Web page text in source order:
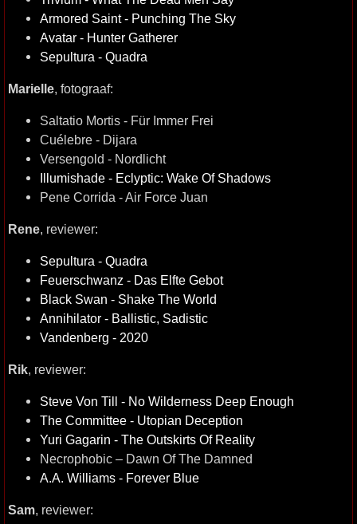
Armored Saint - Punching The Sky
Avatar - Hunter Gatherer
Sepultura - Quadra
Marielle, fotograaf:
Saltatio Mortis - Für Immer Frei
Cuélebre - Dijara
Versengold - Nordlicht
Illumishade - Eclyptic: Wake Of Shadows
Pene Corrida - Air Force Juan
Rene, reviewer:
Sepultura - Quadra
Feuerschwanz - Das Elfte Gebot
Black Swan - Shake The World
Annihilator - Ballistic, Sadistic
Vandenberg - 2020
Rik, reviewer:
Steve Von Till - No Wilderness Deep Enough
The Committee - Utopian Deception
Yuri Gagarin - The Outskirts Of Reality
Necrophobic – Dawn Of The Damned
A.A. Williams - Forever Blue
Sam, reviewer: